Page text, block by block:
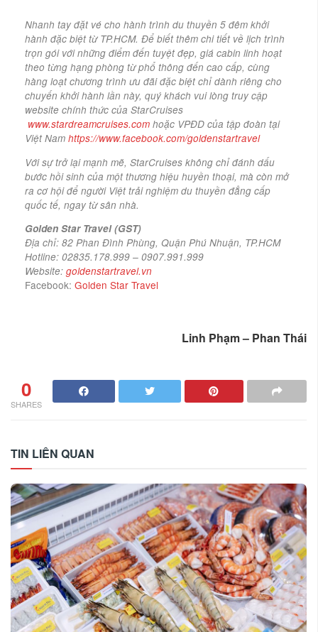
Nhanh tay đặt vé cho hành trình du thuyền 5 đêm khởi
hành đặc biệt từ TP.HCM. Để biết thêm chi tiết về lịch trình
trọn gói với những điểm đến tuyệt đẹp, giá cabin linh hoạt
theo từng hạng phòng từ phổ thông đến cao cấp, cùng
hàng loạt chương trình ưu đãi đặc biệt chỉ dành riêng cho
chuyến khởi hành lần này, quý khách vui lòng truy cập
website chính thức của StarCruises
www.stardreamcruises.com hoặc VPĐD của tập đoàn tại
Việt Nam https://www.facebook.com/goldenstartravel
Với sự trở lại mạnh mẽ, StarCruises không chỉ đánh dấu
bước hồi sinh của một thương hiệu huyền thoại, mà còn mở
ra cơ hội để người Việt trải nghiệm du thuyền đẳng cấp
quốc tế, ngay từ sân nhà.
Golden Star Travel (GST)
Địa chỉ: 82 Phan Đình Phùng, Quận Phú Nhuận, TP.HCM
Hotline: 02835.178.999 – 0907.991.999
Website: goldenstartravel.vn
Facebook: Golden Star Travel
Linh Phạm – Phan Thái
0
SHARES
TIN LIÊN QUAN